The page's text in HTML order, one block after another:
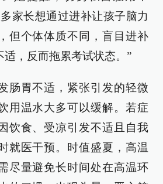
家长想通过进补让孩子脑力
但个体体质不同，盲目进补
，反而拖累考试状态。”
肠胃不适，紧张引发的轻微
用温水大多可以缓解。若症
饮食、受凉引发不适且自我
就医干预。时值盛夏，高温
尽量避免长时间处在高温环